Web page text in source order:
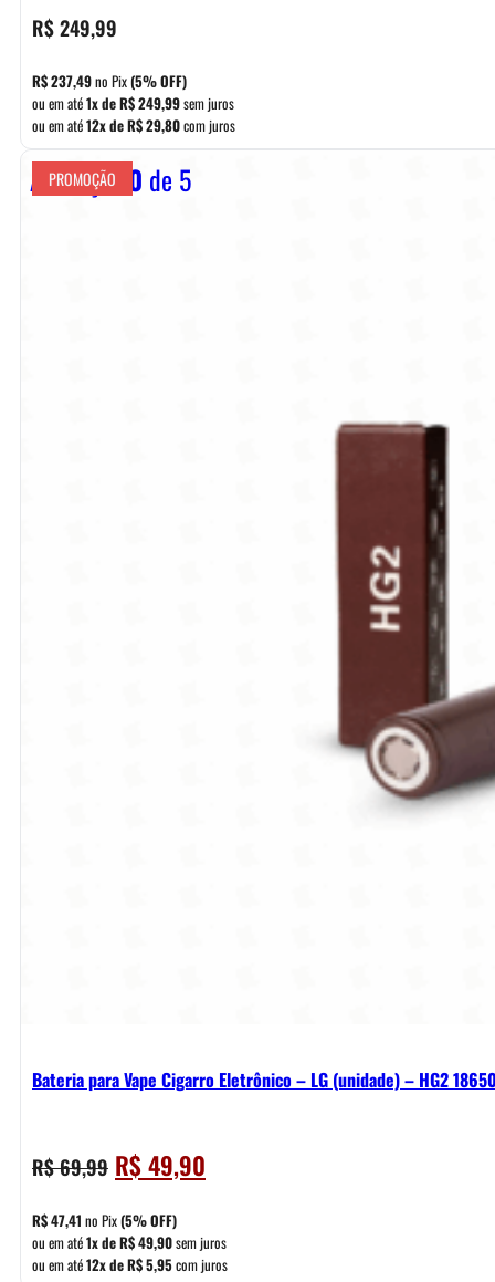
R$249,99
R$237,49no Pix(5% OFF)
ou em até1x deR$249,99sem juros
ou em até12x deR$29,80com juros
Avaliação 0 de 5
PROMOÇÃO
Bateria para Vape Cigarro Eletrônico – LG (unidade) – HG2
R$69,99 O
preço
original
era:
R$ 69,99.
R$49,90
preço
é:
R$ 49,90.
R$47,41 no Pix(5% OFF)
ou em até1x deR$49,90sem juros
ou em até12x deR$5,95com juros